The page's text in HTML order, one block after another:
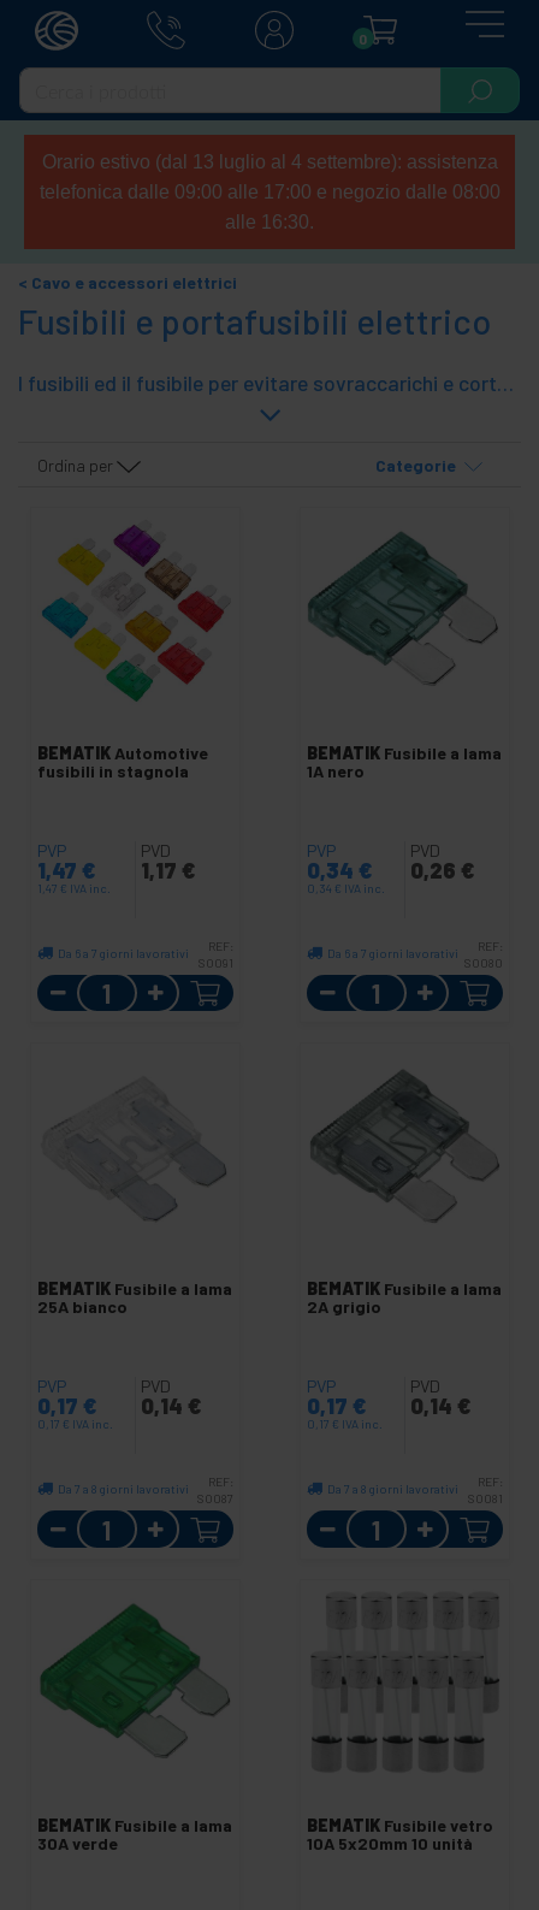
0
Orario estivo (dal 13 luglio al 4 settembre): assistenza
telefonica dalle 09:00 alle 17:00 e negozio dalle 08:00
alle 16:30.
Cavo e accessori elettrici
Fusibili e portafusibili elettrico
I fusibili ed il fusibile per evitare sovraccarichi e cortocircuiti in tutti i tipi di dispositivi elettrici.
Ordina per Categorie
BEMATIK Automotive
fusibili in stagnola
PVP
1,47 €
1,47 € IVA inc.
PVD
1,17 €
Da 6 a 7 giorni lavorativi
REF:
SO091
Quantità
BEMATIK Fusibile a lama
1A nero
PVP
0,34 €
0,34 € IVA inc.
PVD
0,26 €
Da 6 a 7 giorni lavorativi
REF:
SO080
Quantità
BEMATIK Fusibile a lama
25A bianco
PVP
0,17 €
0,17 € IVA inc.
PVD
0,14 €
Da 7 a 8 giorni lavorativi
REF:
SO087
Quantità
BEMATIK Fusibile a lama
2A grigio
PVP
0,17 €
0,17 € IVA inc.
PVD
0,14 €
Da 7 a 8 giorni lavorativi
REF:
SO081
Quantità
BEMATIK Fusibile a lama
30A verde
BEMATIK Fusibile vetro
10A 5x20mm 10 unità